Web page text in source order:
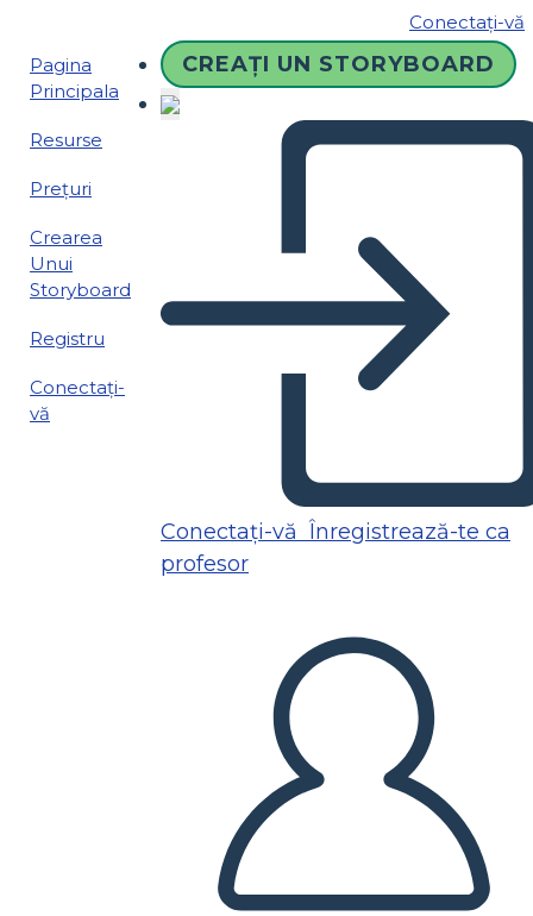
Conectați-vă
Pagina
Principala
Resurse
Prețuri
Crearea
Unui
Storyboard
Registru
Conectați-
vă
CREAȚI UN STORYBOARD
Conectați-vă Înregistrează-te ca
profesor